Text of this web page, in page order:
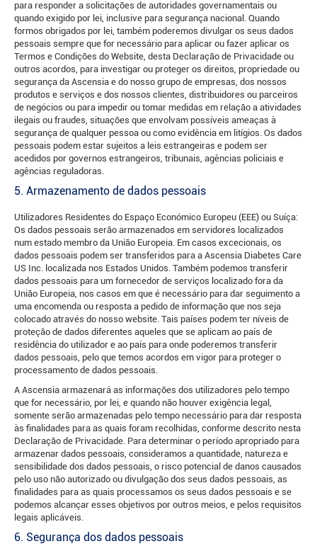
para responder a solicitações de autoridades governamentais ou
quando exigido por lei, inclusive para segurança nacional. Quando
formos obrigados por lei, também poderemos divulgar os seus dados
pessoais sempre que for necessário para aplicar ou fazer aplicar os
Termos e Condições do Website, desta Declaração de Privacidade ou
outros acordos, para investigar ou proteger os direitos, propriedade ou
segurança da Ascensia e do nosso grupo de empresas, dos nossos
produtos e serviços e dos nossos clientes, distribuidores ou parceiros
de negócios ou para impedir ou tomar medidas em relação a atividades
ilegais ou fraudes, situações que envolvam possíveis ameaças à
segurança de qualquer pessoa ou como evidência em litígios. Os dados
pessoais podem estar sujeitos a leis estrangeiras e podem ser
acedidos ​​por governos estrangeiros, tribunais, agências policiais e
agências reguladoras.
5. Armazenamento de dados pessoais
Utilizadores Residentes do Espaço Económico Europeu (EEE) ou Suíça:
Os dados pessoais serão armazenados em servidores localizados
num estado membro da União Europeia. Em casos excecionais, os
dados pessoais podem ser transferidos para a Ascensia Diabetes Care
US Inc. localizada nos Estados Unidos. Também podemos transferir
dados pessoais para um fornecedor de serviços localizado fora da
União Europeia, nos casos em que é necessário para dar seguimento a
uma encomenda ou resposta a pedido de informação que nos seja
colocado através do nosso website. Tais países podem ter níveis de
proteção de dados diferentes aqueles que se aplicam ao país de
residência do utilizador e ao país para onde poderemos transferir
dados pessoais, pelo que temos acordos em vigor para proteger o
processamento de dados pessoais.
A Ascensia armazenará as informações dos utilizadores pelo tempo
que for necessário, por lei, e quando não houver exigência legal,
somente serão armazenadas pelo tempo necessário para dar resposta
às finalidades para as quais foram recolhidas, conforme descrito nesta
Declaração de Privacidade. Para determinar o período apropriado para
armazenar dados pessoais, consideramos a quantidade, natureza e
sensibilidade dos dados pessoais, o risco potencial de danos causados
pelo uso não autorizado ou divulgação dos seus dados pessoais, as
finalidades para as quais processamos os seus dados pessoais e se
podemos alcançar esses objetivos por outros meios, e pelos requisitos
legais aplicáveis.
6. Segurança dos dados pessoais